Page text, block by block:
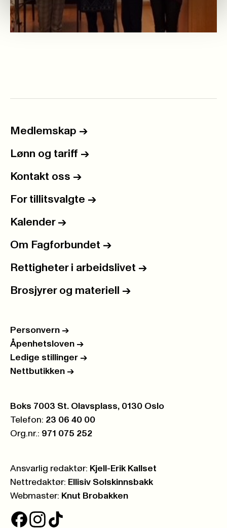
Medlemskap ->
Lønn og tariff ->
Kontakt oss ->
For tillitsvalgte ->
Kalender ->
Om Fagforbundet ->
Rettigheter i arbeidslivet ->
Brosjyrer og materiell ->
Personvern ->
Åpenhetsloven ->
Ledige stillinger ->
Nettbutikken ->
Postboks:
Boks 7003 St. Olavsplass, 0130 Oslo
Telefon: 23 06 40 00
Org.nr.: 971 075 252
Ansvarlig redaktør: Kjell-Erik Kallset
Nettredaktør: Ellisiv Solskinnsbakk
Webmaster: Knut Brobakken